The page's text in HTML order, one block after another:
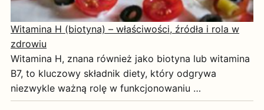
Witamina H (biotyna) – właściwości, źródła i rola w
zdrowiu
Witamina H, znana również jako biotyna lub witamina
B7, to kluczowy składnik diety, który odgrywa
niezwykle ważną rolę w funkcjonowaniu …